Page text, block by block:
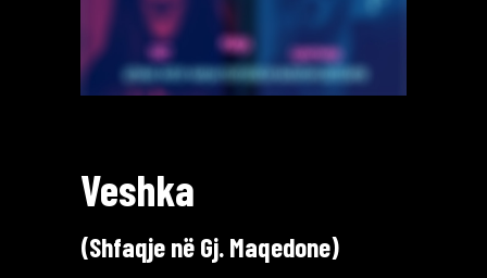
Veshka
(Shfaqje në Gj. Maqedone)